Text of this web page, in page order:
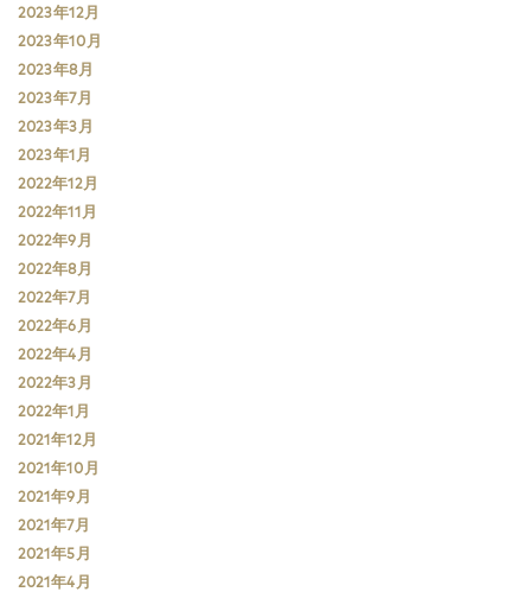
2023年12月
2023年10月
2023年8月
2023年7月
2023年3月
2023年1月
2022年12月
2022年11月
2022年9月
2022年8月
2022年7月
2022年6月
2022年4月
2022年3月
2022年1月
2021年12月
2021年10月
2021年9月
2021年7月
2021年5月
2021年4月